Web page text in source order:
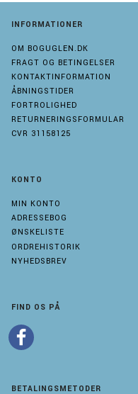
INFORMATIONER
OM BOGUGLEN.DK
FRAGT OG BETINGELSER
KONTAKTINFORMATION
ÅBNINGSTIDER
FORTROLIGHED
RETURNERINGSFORMULAR
CVR 31158125
KONTO
MIN KONTO
ADRESSEBOG
ØNSKELISTE
ORDREHISTORIK
NYHEDSBREV
FIND OS PÅ
BETALINGSMETODER